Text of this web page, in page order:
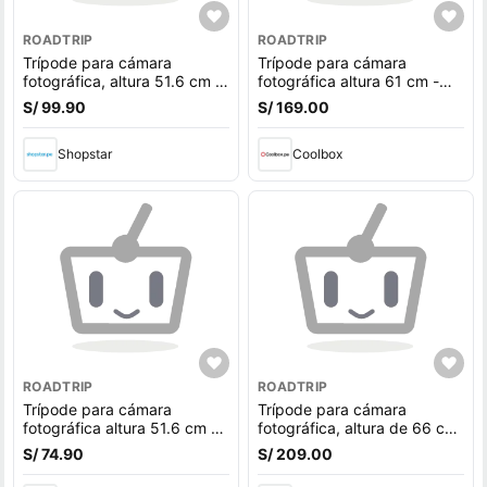
ROADTRIP
Trípode para cámara
fotográfica, altura 51.6 cm -
136 cm, compatible con
Nikon, Canon, Sony, cabezal
carga máx. 3 kg
S/ 99.90
Shopstar
ROADTRIP
Trípode para cámara
fotográfica altura 61 cm -
156 cm, compatible con
Nikon, Canon, Sony, cabezal
carga máx. 3 kg
S/ 169.00
Coolbox
ROADTRIP
Trípode para cámara
fotográfica altura 51.6 cm -
136 cm compatible con
Nikon, Canon, Sony, 360°,
S/ 74.90
ROADTRIP
Trípode para cámara
fotográfica, altura de 66 cm
- 167 cm, compatible con
Nikon, Canon, Sony, cabezal
S/ 209.00